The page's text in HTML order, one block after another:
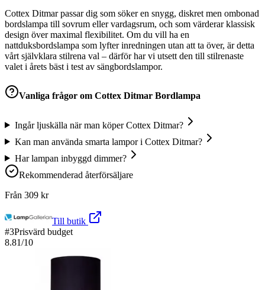
Cottex Ditmar passar dig som söker en snygg, diskret men ombonad
bordslampa till sovrum eller vardagsrum, och som värderar klassisk
design över maximal flexibilitet. Om du vill ha en
nattduksbordslampa som lyfter inredningen utan att ta över, är detta
vårt självklara stilrena val – därför har vi utsett den till stilrenaste
valet i årets bäst i test av sängbordslampor.
Vanliga frågor om Cottex Ditmar Bordlampa
Ingår ljuskälla när man köper Cottex Ditmar?
Kan man använda smarta lampor i Cottex Ditmar?
Har lampan inbyggd dimmer?
Rekommenderad återförsäljare
Från 309 kr
Till butik
#3Prisvärd budget
8.81/10